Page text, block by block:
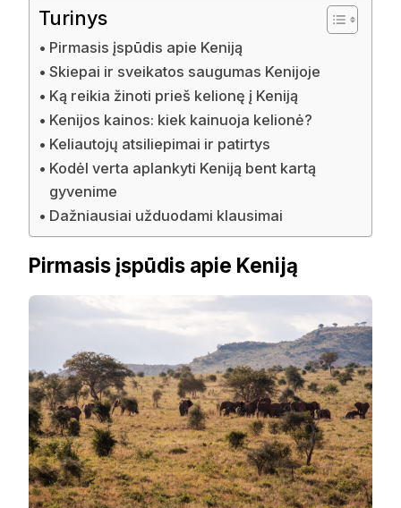
Turinys
Pirmasis įspūdis apie Keniją
Skiepai ir sveikatos saugumas Kenijoje
Ką reikia žinoti prieš kelionę į Keniją
Kenijos kainos: kiek kainuoja kelionė?
Keliautojų atsiliepimai ir patirtys
Kodėl verta aplankyti Keniją bent kartą
gyvenime
Dažniausiai užduodami klausimai
Pirmasis įspūdis apie Keniją